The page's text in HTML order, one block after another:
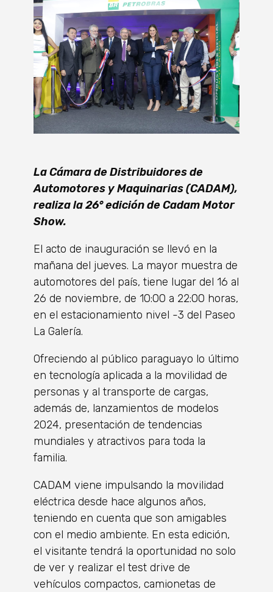
La Cámara de Distribuidores de
Automotores y Maquinarias (CADAM),
realiza la 26° edición de Cadam Motor
Show.
El acto de inauguración se llevó en la
mañana del jueves. La mayor muestra de
automotores del país, tiene lugar del 16 al
26 de noviembre, de 10:00 a 22:00 horas,
en el estacionamiento nivel -3 del Paseo
La Galería.
Ofreciendo al público paraguayo lo último
en tecnología aplicada a la movilidad de
personas y al transporte de cargas,
además de, lanzamientos de modelos
2024, presentación de tendencias
mundiales y atractivos para toda la
familia.
CADAM viene impulsando la movilidad
eléctrica desde hace algunos años,
teniendo en cuenta que son amigables
con el medio ambiente. En esta edición,
el visitante tendrá la oportunidad no solo
de ver y realizar el test drive de
vehículos compactos, camionetas de